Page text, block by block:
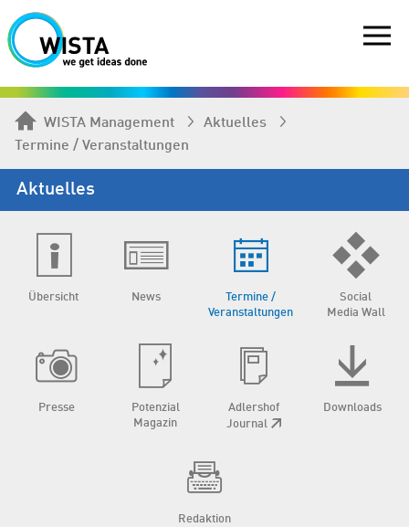
WISTA Management
Aktuelles
Termine / Veranstaltungen
Aktuelles
Übersicht News
Termine /
Veranstaltungen
Social
Media Wall
Presse
Potenzial
Magazin
Adlershof
Journal
Downloads
Redaktion